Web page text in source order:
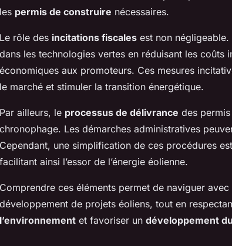
les permis de construire nécessaires.
Le rôle des incitations fiscales est non négligeable.
dans les technologies vertes en réduisant les coûts
économiques aux promoteurs. Ces mesures
le marché et stimuler la transition énergétique.
Par ailleurs, le processus de délivrance des
chronophage. Les démarches administratives
Cependant, une simplification de ces procédures
facilitant ainsi l’essor de l’énergie éolienne.
Comprendre ces éléments permet de naviguer avec
développement de projets éoliens, tout en
l’environnement et favoriser un développement